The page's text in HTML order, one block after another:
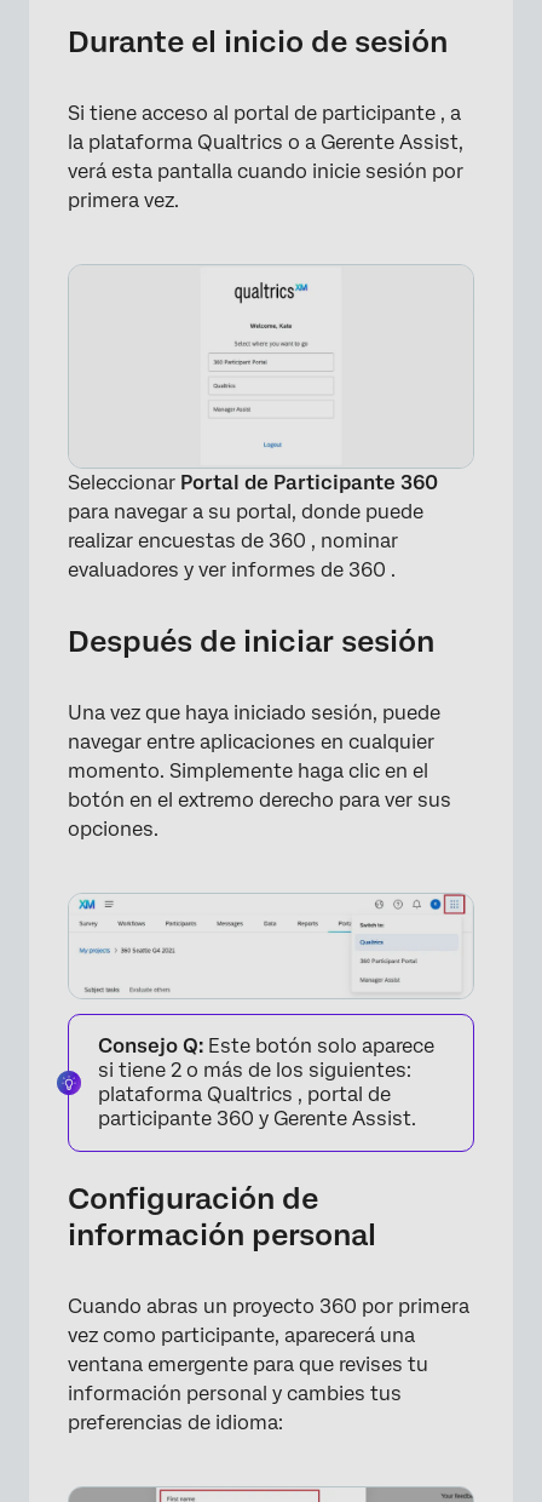
×
Durante el inicio de sesión
Si tiene acceso al portal de participante , a
la plataforma Qualtrics o a Gerente Assist,
verá esta pantalla cuando inicie sesión por
primera vez.
×
Seleccionar Portal de Participante 360
para navegar a su portal, donde puede
realizar encuestas de 360 , nominar
evaluadores y ver informes de 360 .
Después de iniciar sesión
Una vez que haya iniciado sesión, puede
navegar entre aplicaciones en cualquier
momento. Simplemente haga clic en el
botón en el extremo derecho para ver sus
opciones.
Consejo Q: Este botón solo aparece
si tiene 2 o más de los siguientes:
plataforma Qualtrics , portal de
participante 360 y Gerente Assist.
Configuración de
información personal
Cuando abras un proyecto 360 por primera
vez como participante, aparecerá una
ventana emergente para que revises tu
información personal y cambies tus
preferencias de idioma: